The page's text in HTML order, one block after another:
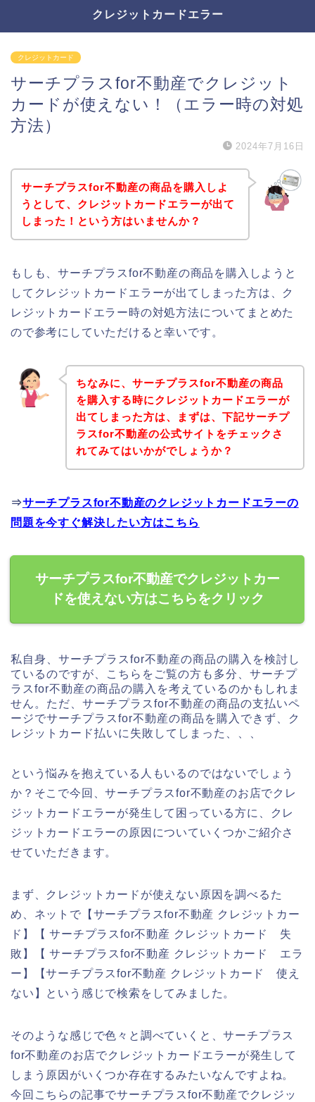
クレジットカードエラー
クレジットカード
サーチプラスfor不動産でクレジット
カードが使えない！（エラー時の対処
方法）
2024年7月16日
サーチプラスfor不動産の商品を購入しよ
うとして、クレジットカードエラーが出て
しまった！という方はいませんか？
もしも、サーチプラスfor不動産の商品を購入しようと
してクレジットカードエラーが出てしまった方は、ク
レジットカードエラー時の対処方法についてまとめた
ので参考にしていただけると幸いです。
ちなみに、サーチプラスfor不動産の商品
を購入する時にクレジットカードエラーが
出てしまった方は、まずは、下記サーチプ
ラスfor不動産の公式サイトをチェックさ
れてみてはいかがでしょうか？
⇒サーチプラスfor不動産のクレジットカードエラーの
問題を今すぐ解決したい方はこちら
サーチプラスfor不動産でクレジットカー
ドを使えない方はこちらをクリック
私自身、サーチプラスfor不動産の商品の購入を検討し
ているのですが、こちらをご覧の方も多分、サーチプ
ラスfor不動産の商品の購入を考えているのかもしれま
せん。ただ、サーチプラスfor不動産の商品の支払いペ
ージでサーチプラスfor不動産の商品を購入できず、ク
レジットカード払いに失敗してしまった、、、
という悩みを抱えている人もいるのではないでしょう
か？そこで今回、サーチプラスfor不動産のお店でクレ
ジットカードエラーが発生して困っている方に、クレ
ジットカードエラーの原因についていくつかご紹介さ
せていただきます。
まず、クレジットカードが使えない原因を調べるた
め、ネットで【サーチプラスfor不動産 クレジットカー
ド】【 サーチプラスfor不動産 クレジットカード 失
敗】【 サーチプラスfor不動産 クレジットカード エラ
ー】【サーチプラスfor不動産 クレジットカード 使え
ない】という感じで検索をしてみました。
そのような感じで色々と調べていくと、サーチプラス
for不動産のお店でクレジットカードエラーが発生して
しまう原因がいくつか存在するみたいなんですよね。
今回こちらの記事でサーチプラスfor不動産でクレジッ